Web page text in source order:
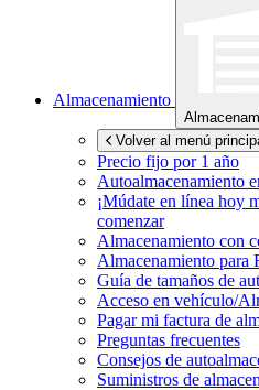
Almacenamiento
Volver al menú
Precio fijo por 1 año
Autoalmacenamiento
¡Múdate en línea hoy
comenzar
Almacenamiento con
Almacenamiento para
Guía de tamaños de
Acceso en vehículo/
Pagar mi factura de
Preguntas frecuentes
Consejos de
Suministros de